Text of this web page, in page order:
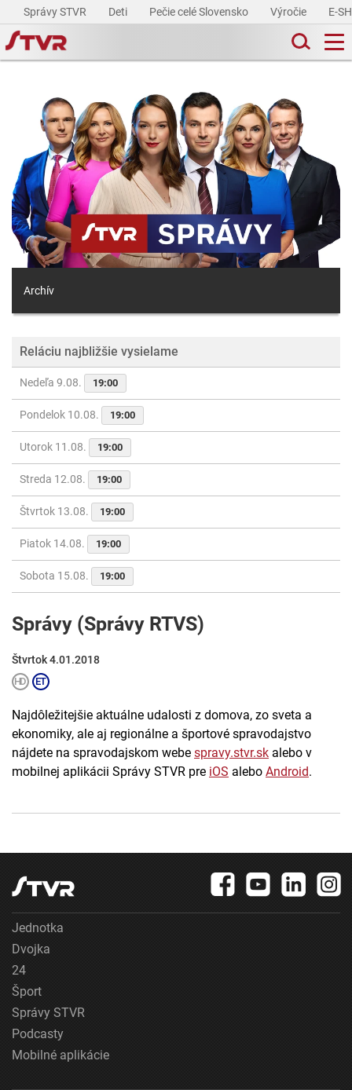
Správy STVR Deti Pečie celé Slovensko Výročie E-
Archív
Reláciu najbližšie vysielame
Nedeľa 9.08. 19:00
Pondelok 10.08. 19:00
Utorok 11.08. 19:00
Streda 12.08. 19:00
Štvrtok 13.08. 19:00
Piatok 14.08. 19:00
Sobota 15.08. 19:00
Správy (Správy RTVS)
Štvrtok 4.01.2018
Najdôležitejšie aktuálne udalosti z domova, zo sveta a
ekonomiky, ale aj regionálne a športové spravodajstvo
nájdete na spravodajskom webe spravy.stvr.sk alebo v
mobilnej aplikácii Správy STVR pre iOS alebo Android.
Jednotka
Dvojka
24
Šport
Správy STVR
Podcasty
Mobilné aplikácie